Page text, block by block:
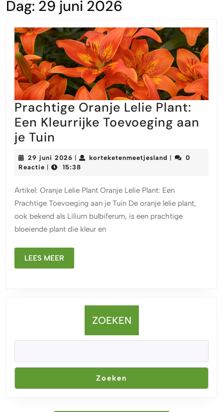
Dag: 29 juni 2026
Prachtige Oranje Lelie Plant:
Een Kleurrijke Toevoeging aan
je Tuin
Oranje
Lelie
Een
Kleurrijke
Toevoeging
je
Tuin
29 juni 2026 29
juni
korteketenmeetjesland
0
Reactie
15:38
Artikel: Oranje Lelie Plant Oranje Lelie Plant: Een
Prachtige Toevoeging aan je Tuin De oranje lelie plant,
ook bekend als Lilium bulbiferum, is een prachtige
bloeiende plant die kleur en
LEES MEER
MEER
ZOEKEN
Zoeken